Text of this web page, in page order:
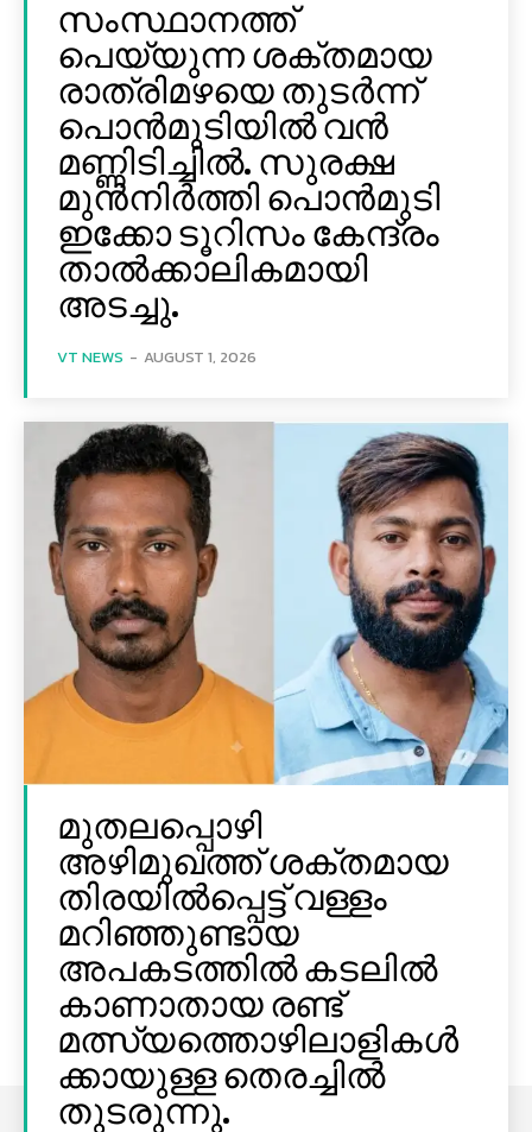
സംസ്ഥാനത്ത്
പെയ്യുന്ന ശക്തമായ
രാത്രിമഴയെ തുടർന്ന്
പൊൻമുടിയില്‍ വൻ
മണ്ണിടിച്ചില്‍. സുരക്ഷ
മുൻനിർത്തി പൊൻമുടി
ഇക്കോ ടൂറിസം കേന്ദ്രം
താല്‍ക്കാലികമായി
അടച്ചു.
VT NEWS - AUGUST 1, 2026
മുതലപ്പൊഴി
അഴിമുഖത്ത് ശക്തമായ
തിരയിൽപ്പെട്ട് വള്ളം
മറിഞ്ഞുണ്ടായ
അപകടത്തിൽ കടലിൽ
കാണാതായ രണ്ട്
മത്സ്യത്തൊഴിലാളികൾ
ക്കായുള്ള തെരച്ചിൽ
തുടരുന്നു.